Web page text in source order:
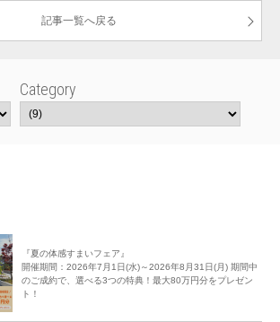
記事一覧へ戻る
Category
『夏の体感すまいフェア』
開催期間：2026年7月1日(水)～2026年8月31日(月) 期間中
のご成約で、選べる3つの特典！最大80万円分をプレゼン
ト！